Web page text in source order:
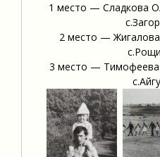
1 место — Сладкова
2 место —
3 место — Тимофеева